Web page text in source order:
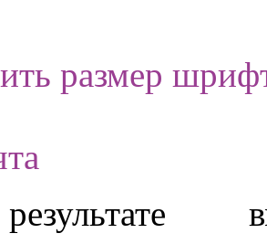
размер